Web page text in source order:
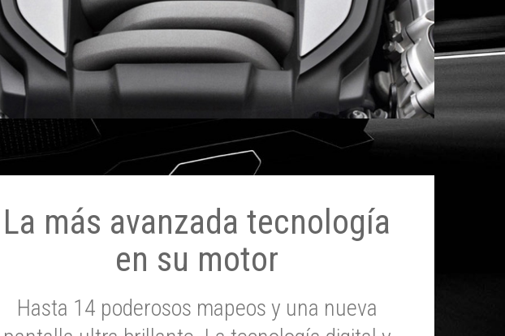
La más avanzada tecnología
en su motor
Hasta 14 poderosos mapeos y una nueva